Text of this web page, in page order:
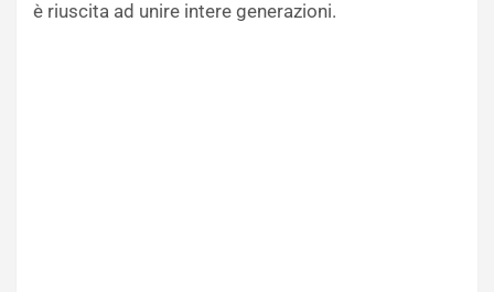
è riuscita ad unire intere generazioni.